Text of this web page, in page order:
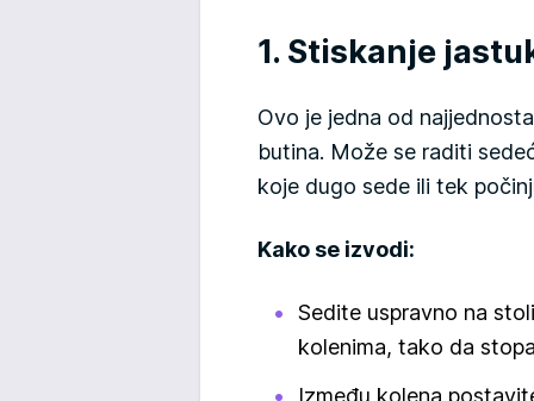
1. Stiskanje
Ovo je jedna od
butina. Može se raditi
koje dugo sede ili tek
Kako se izvodi:
Sedite uspravno na
kolenima, tako da
Između kolena